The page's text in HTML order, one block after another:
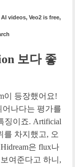
videos, Veo2 is free,
보다 좋
이 등장했어요!
어나다는 평가를
징이죠. Artificial
를 차지했고, 오
은 flux나
여준다고 하니,